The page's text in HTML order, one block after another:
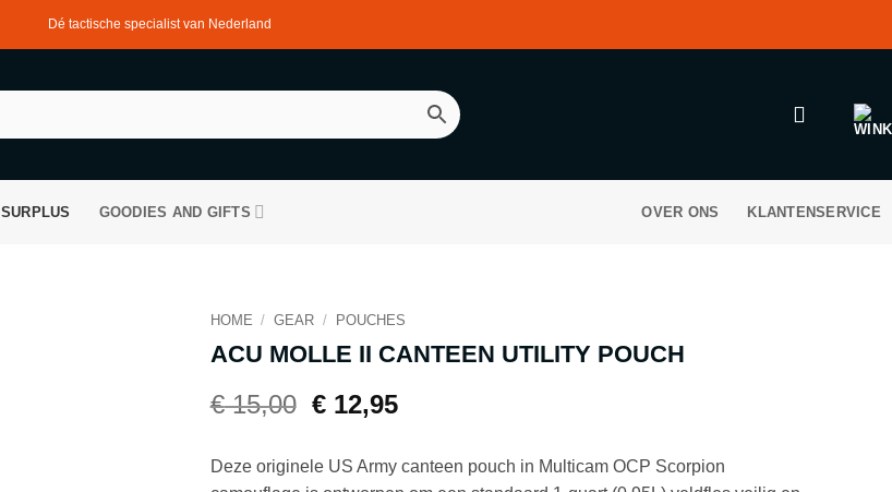
Dé tactische specialist van Nederland
SURPLUS GOODIES AND GIFTS OVER ONS KLANTENSERVICE
HOME / GEAR / POUCHES
ACU MOLLE II CANTEEN UTILITY POUCH
€15,00 Oorspronkelijke
was:
€ 15,00.
€12,95Huidige
is:
€ 12,95.
Deze originele US Army canteen pouch in Multicam OCP Scorpion